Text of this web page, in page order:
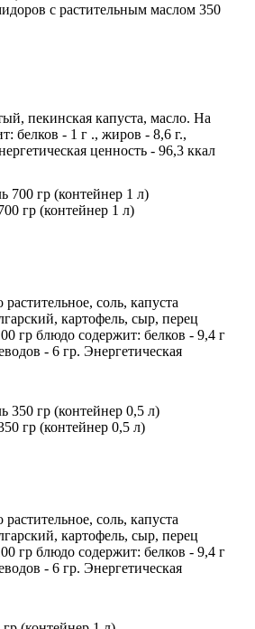
с растительным маслом 350
пекинская капуста, масло. На
белков - 1 г ., жиров - 8,6 г.,
ценность - 96,3 ккал
гр (контейнер 1 л)
соль, капуста
картофель, сыр, перец
гр блюдо содержит: белков - 9,4 г
- 6 гр. Энергетическая
гр (контейнер 0,5 л)
соль, капуста
картофель, сыр, перец
гр блюдо содержит: белков - 9,4 г
- 6 гр. Энергетическая